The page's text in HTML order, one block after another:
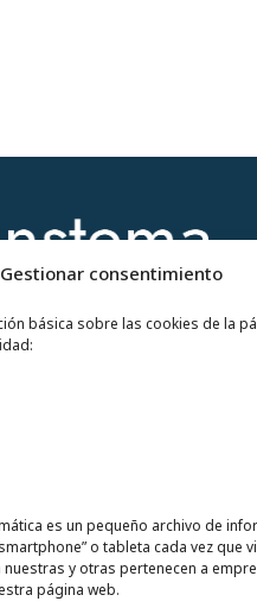
Gestionar consentimiento
básica sobre las cookies de la
es un pequeño archivo de
o tableta cada vez que
y otras pertenecen a
página web.
Mar 72
(Castellón) España